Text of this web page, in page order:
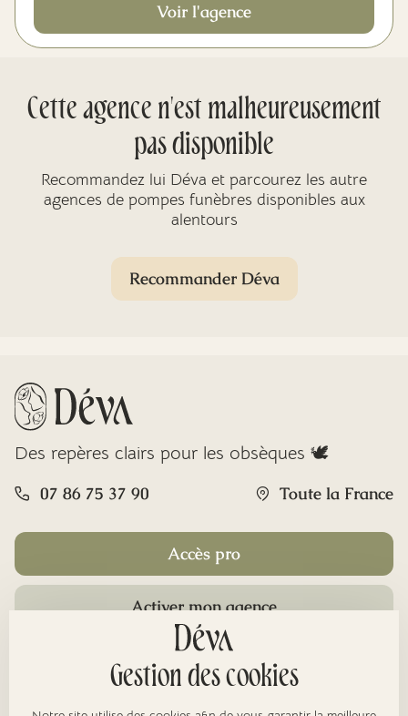
Voir l'agence
Cette agence n'est malheureusement
pas disponible
Recommandez lui Déva et parcourez les autre
agences de pompes funèbres disponibles aux
alentours
Recommander Déva
Des repères clairs pour les obsèques 🕊️
07 86 75 37 90 Toute la France
Accès pro
Activer mon agence
Gestion des cookies